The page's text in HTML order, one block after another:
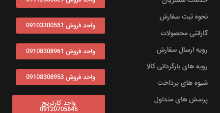
نحوه ثبت سفارش
گارانتی محصولات
رویه ارسال سفارش
رویه های بازگردانی کالا
شیوه های پرداخت
پرسش های متداول
واحد فروش 09103300551
واحد فروش 09108308961
واحد فروش 09108308953
واحد کارتریج
09120705845